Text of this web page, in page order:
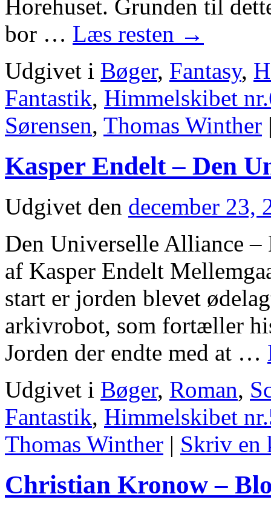
Horehuset. Grunden til
bor … Læs resten →
Udgivet i Bøger, Fantasy,
Fantastik, Himmelskibet
Sørensen, Thomas Winther
Kasper Endelt – Den
Udgivet den december 23,
Den Universelle Alliance –
af Kasper Endelt
start er jorden blevet
arkivrobot, som fortæller
Jorden der endte med at …
Udgivet i Bøger, Roman,
Fantastik, Himmelskibet
Thomas Winther | Skriv en
Christian Kronow –